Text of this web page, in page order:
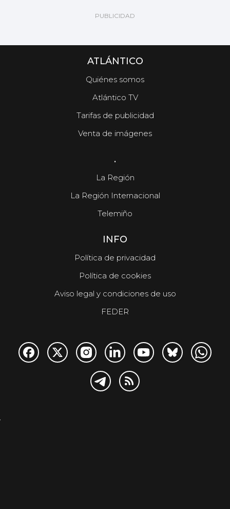
ATLÁNTICO
Quiénes somos
Atlántico TV
Tarifas de publicidad
Venta de imágenes
.
La Región
La Región Internacional
Telemiño
INFO
Política de privacidad
Política de cookies
Aviso legal y condiciones de uso
FEDER